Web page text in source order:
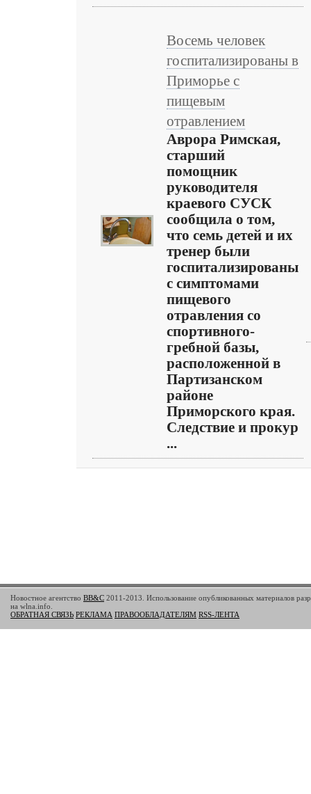
Восемь человек
госпитализированы в
Приморье с
пищевым
отравлением
Аврора Римская,
старший
помощник
руководителя
краевого СУСК
сообщила о том,
что семь детей и их
тренер были
госпитализированы
с симптомами
пищевого
отравления со
спортивного-
гребной базы,
расположенной в
Партизанском
районе
Приморского края.
Следствие и прокур
...
Новостное агентство BB&C 2011-2013. Использование опубликованных материалов
на wlna.info.
ОБРАТНАЯ СВЯЗЬ РЕКЛАМА ПРАВООБЛАДАТЕЛЯМ RSS-ЛЕНТА